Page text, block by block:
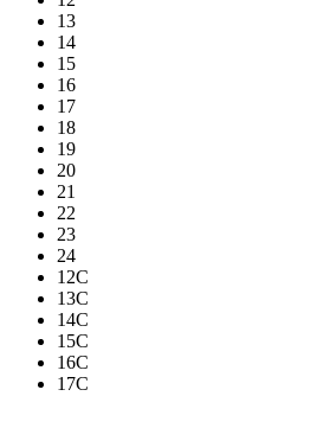
13
14
15
16
17
18
19
20
21
22
23
24
12C
13C
14C
15C
16C
17C